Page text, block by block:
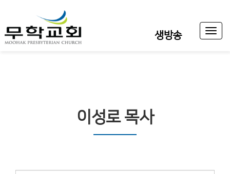
생방송
Toggle
이성로 목사